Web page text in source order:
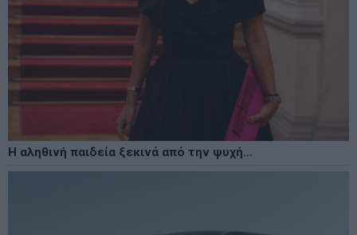
Η αληθινή παιδεία ξεκινά από την ψυχή…